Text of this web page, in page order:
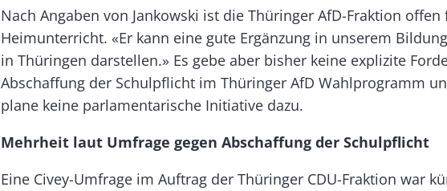
Nach Angaben von Jankowski ist die Thüringer AfD-Fraktion offen
Heimunterricht. «Er kann eine gute Ergänzung in unserem
in Thüringen darstellen.» Es gebe aber bisher keine explizite
Abschaffung der Schulpflicht im Thüringer AfD Wahlprogramm
plane keine parlamentarische Initiative dazu.
Mehrheit laut Umfrage gegen Abschaffung der Schulpflicht
Eine Civey-Umfrage im Auftrag der Thüringer CDU-Fraktion war